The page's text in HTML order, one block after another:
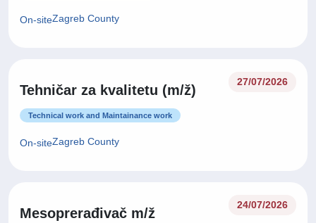
On-siteZagreb County
Tehničar za kvalitetu (m/ž)
27/07/2026
Technical work and Maintainance work
On-siteZagreb County
Mesoprerađivač m/ž
24/07/2026